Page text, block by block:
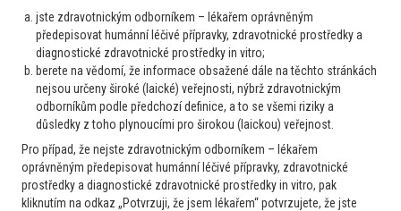
– Případě rozsáhlejších aberací zvážit i konsolidaci Také
podle odpovědi
S pozdravem
Marek Trněný
prof. MUDr. Marek Trněný, CSc.
19. 9. 2024 08:53
jste zdravotnickým odborníkem – lékařem oprávněným
předepisovat humánní léčivé přípravky, zdravotnické prostředky a
diagnostické zdravotnické prostředky in vitro;
berete na vědomí, že informace obsažené dále na těchto stránkách
nejsou určeny široké (laické) veřejnosti, nýbrž zdravotnickým
odborníkům podle předchozí definice, a to se všemi riziky a
důsledky z toho plynoucími pro širokou (laickou) veřejnost.
Pro případ, že nejste zdravotnickým odborníkem – lékařem
oprávněným předepisovat humánní léčivé přípravky, zdravotnické
prostředky a diagnostické zdravotnické prostředky in vitro, pak
kliknutím na odkaz „Potvrzuji, že jsem lékařem“ potvrzujete, že jste